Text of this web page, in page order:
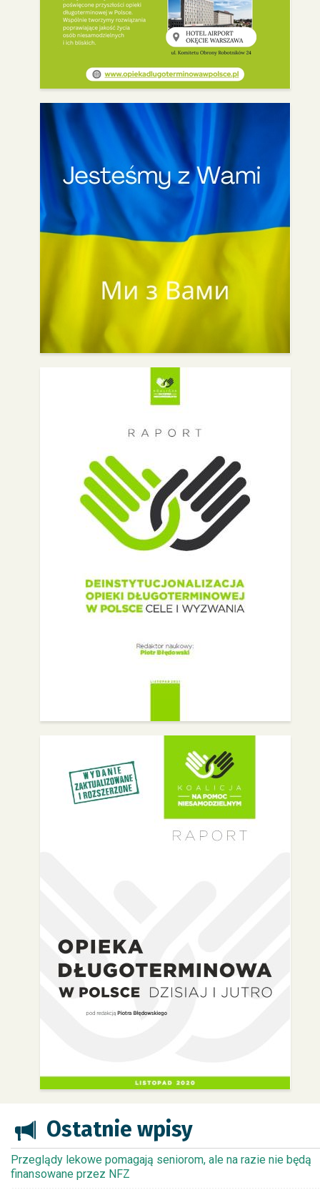
Ostatnie wpisy
Przeglądy lekowe pomagają seniorom, ale na razie nie będą
finansowane przez NFZ